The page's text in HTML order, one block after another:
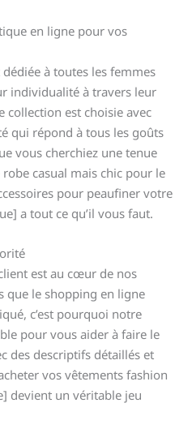
en ligne pour vos
à toutes les femmes
individualité à travers leur
collection est choisie avec
qui répond à tous les goûts
vous cherchiez une tenue
casual mais chic pour le
pour peaufiner votre
a tout ce qu’il vous faut.
est au cœur de nos
que le shopping en ligne
c’est pourquoi notre
pour vous aider à faire le
des descriptifs détaillés et
vos vêtements fashion
devient un véritable jeu